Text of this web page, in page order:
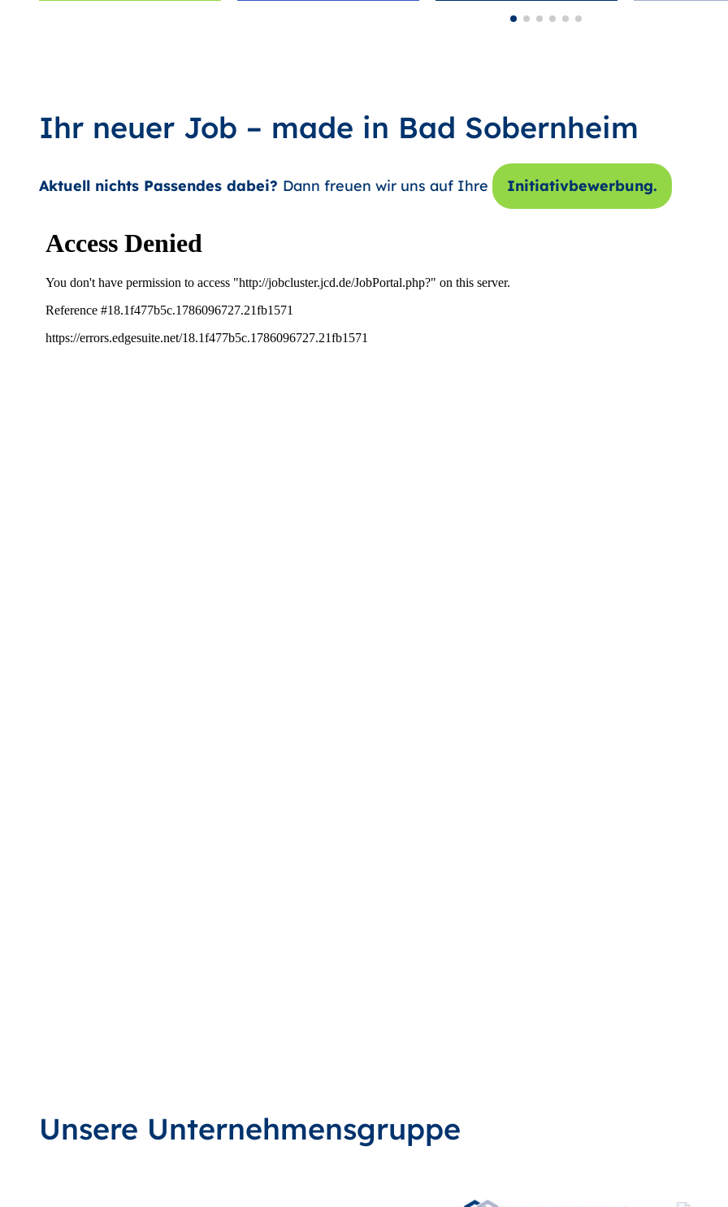
Ihr neuer Job – made in Bad Sobernheim
Aktuell nichts Passendes dabei? Dann freuen wir uns auf Ihre Initiativbewerbung.
Unsere Unternehmensgruppe